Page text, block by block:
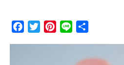
Facebook
TwitterPinterest
Line